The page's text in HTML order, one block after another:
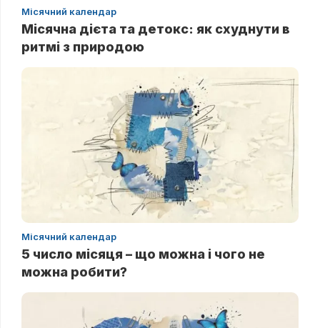
Місячний календар
Місячна дієта та детокс: як схуднути в
ритмі з природою
Місячний календар
5 число місяця – що можна і чого не
можна робити?